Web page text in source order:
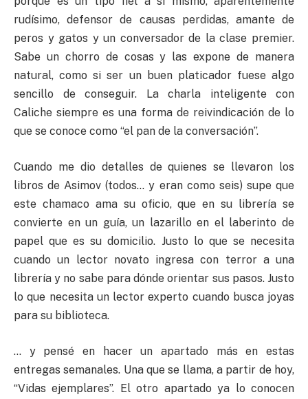
rudísimo, defensor de causas perdidas, amante de
peros y gatos y un conversador de la clase premier.
Sabe un chorro de cosas y las expone de manera
natural, como si ser un buen platicador fuese algo
sencillo de conseguir. La charla inteligente con
Caliche siempre es una forma de reivindicación de lo
que se conoce como “el pan de la conversación”.
Cuando me dio detalles de quienes se llevaron los
libros de Asimov (todos… y eran como seis) supe que
este chamaco ama su oficio, que en su librería se
convierte en un guía, un lazarillo en el laberinto de
papel que es su domicilio. Justo lo que se necesita
cuando un lector novato ingresa con terror a una
librería y no sabe para dónde orientar sus pasos. Justo
lo que necesita un lector experto cuando busca joyas
para su biblioteca.
… y pensé en hacer un apartado más en estas
entregas semanales. Una que se llama, a partir de hoy,
“Vidas ejemplares”. El otro apartado ya lo conocen